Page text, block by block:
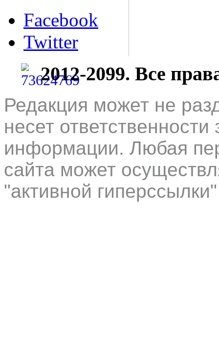
Facebook
Twitter
2012-2099. Все
Редакция может не
несет
информации. Любая
сайта может
"активной